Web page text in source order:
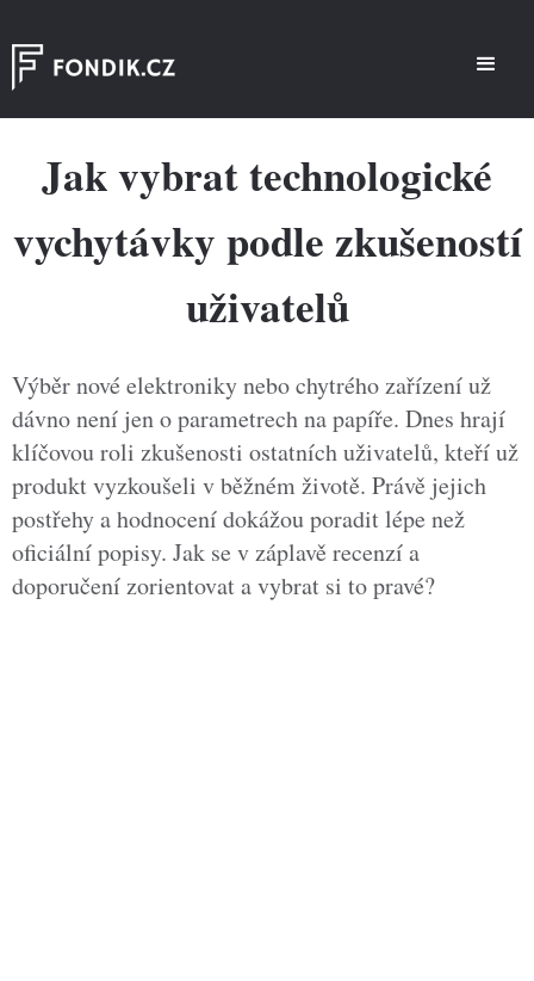
Jak vybrat technologické
vychytávky podle zkušeností
uživatelů
Výběr nové elektroniky nebo chytrého zařízení už
dávno není jen o parametrech na papíře. Dnes hrají
klíčovou roli zkušenosti ostatních uživatelů, kteří už
produkt vyzkoušeli v běžném životě. Právě jejich
postřehy a hodnocení dokážou poradit lépe než
oficiální popisy. Jak se v záplavě recenzí a
doporučení zorientovat a vybrat si to pravé?